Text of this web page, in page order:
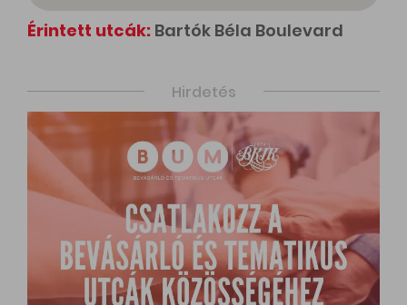
Érintett utcák: Bartók Béla Boulevard
Hirdetés